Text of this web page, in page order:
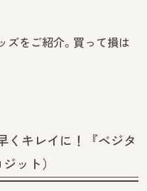
ズをご紹介。買って損は
くキレイに！『ベジタ
ット）